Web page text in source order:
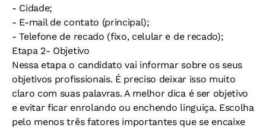
- Cidade;
- E-mail de contato (principal);
- Telefone de recado (fixo, celular e de recado);
Etapa 2- Objetivo
Nessa etapa o candidato vai informar sobre os seus
objetivos profissionais. É preciso deixar isso muito
claro com suas palavras. A melhor dica é ser objetivo
e evitar ficar enrolando ou enchendo linguiça. Escolha
pelo menos três fatores importantes que se encaixe